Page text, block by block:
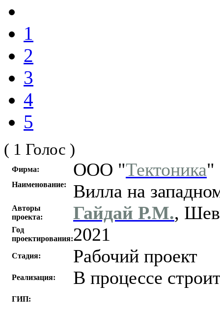
1
2
3
4
5
( 1 Голос )
Фирма: ООО "Тектоника"
Наименование: Вилла на
Авторы
проекта:
Гайдай Р.М.,
Год
проектирования:2021
Стадия: Рабочий проект
Реализация: В процессе
ГИП: